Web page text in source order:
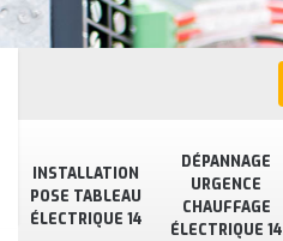
INSTALLATION
POSE TABLEAU
ÉLECTRIQUE 14
DÉPANNAGE
URGENCE
CHAUFFAGE
ÉLECTRIQUE 14